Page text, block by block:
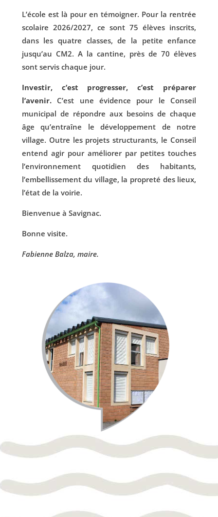
L’école est là pour en témoigner. Pour la rentrée
scolaire 2026/2027, ce sont 75 élèves inscrits,
dans les quatre classes, de la petite enfance
jusqu’au CM2. A la cantine, près de 70 élèves
sont servis chaque jour.
Investir, c’est progresser, c’est préparer
l’avenir.C’est une évidence pour le Conseil
municipal de répondre aux besoins de chaque
âge qu’entraîne le développement de notre
village. Outre les projets structurants, le Conseil
entend agir pour améliorer par petites touches
l’environnement quotidien des habitants,
l’embellissement du village, la propreté des lieux,
l’état de la voirie.
Bienvenue à Savignac.
Bonne visite.
Fabienne Balza, maire.